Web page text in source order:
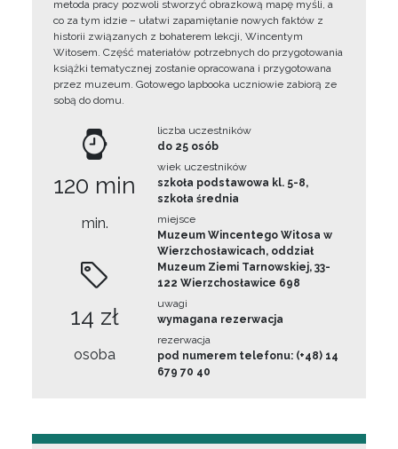
metoda pracy pozwoli stworzyć obrazkową mapę myśli, a
co za tym idzie – ułatwi zapamiętanie nowych faktów z
historii związanych z bohaterem lekcji, Wincentym
Witosem. Część materiałów potrzebnych do przygotowania
książki tematycznej zostanie opracowana i przygotowana
przez muzeum. Gotowego lapbooka uczniowie zabiorą ze
sobą do domu.
120 min
min.
14 zł
osoba
liczba uczestników
do 25 osób
wiek uczestników
szkoła podstawowa kl. 5-8,
szkoła średnia
miejsce
Muzeum Wincentego Witosa w
Wierzchosławicach, oddział
Muzeum Ziemi Tarnowskiej, 33-
122 Wierzchosławice 698
uwagi
wymagana rezerwacja
rezerwacja
pod numerem telefonu: (+48) 14
679 70 40